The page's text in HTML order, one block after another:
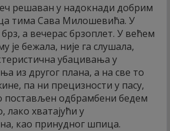
решаван у надокнади добрим
тима Сава Милошевића. У
брз, а вечерас брзоплет. У већем
је бежала, није га слушала,
убацивања у
из другог плана, а на све то
па ни прецизности у пасу,
постављен одбрамбени бедем
лако хватајући у
као принудног шпица.